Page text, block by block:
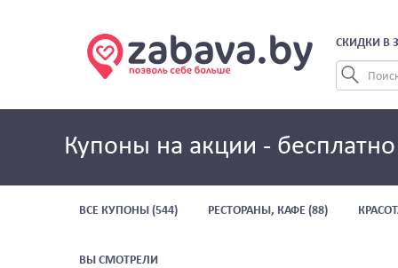
СКИДКИ В
Купоны на акции - бесплатно
ВСЕ КУПОНЫ (544) РЕСТОРАНЫ, КАФЕ (88)
ВЫ СМОТРЕЛИ